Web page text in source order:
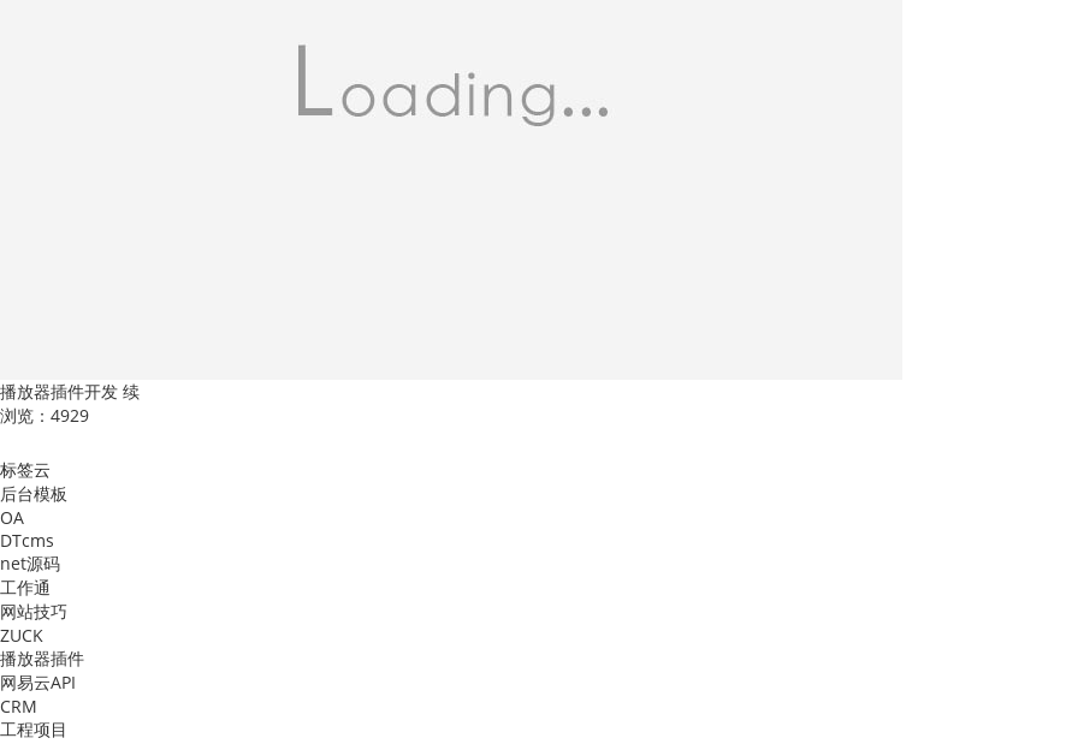
播放器插件开发 续
浏览：4929
标签云
后台模板
OA
DTcms
net源码
工作通
网站技巧
ZUCK
播放器插件
网易云API
CRM
工程项目